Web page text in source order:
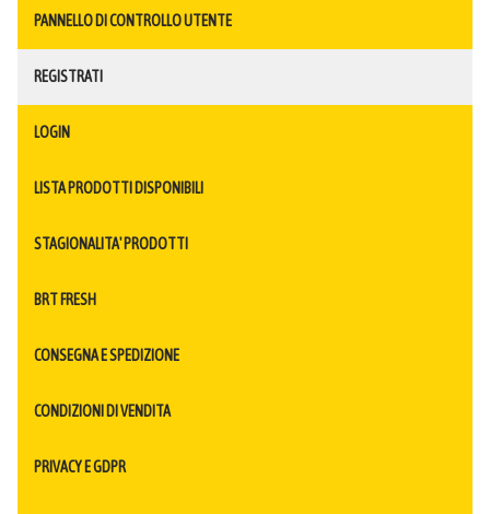
PANNELLO DI CONTROLLO UTENTE
REGISTRATI
LOGIN
LISTA PRODOTTI DISPONIBILI
STAGIONALITA' PRODOTTI
BRT FRESH
CONSEGNA E SPEDIZIONE
CONDIZIONI DI VENDITA
PRIVACY E GDPR